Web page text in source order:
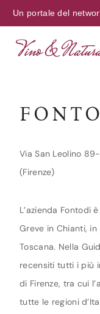
Un portale del
Via San Leolino
(Firenze)
L’azienda Fontodi
Greve in Chianti,
Toscana. Nella
recensiti tutti i più
di Firenze, tra cui
tutte le regioni